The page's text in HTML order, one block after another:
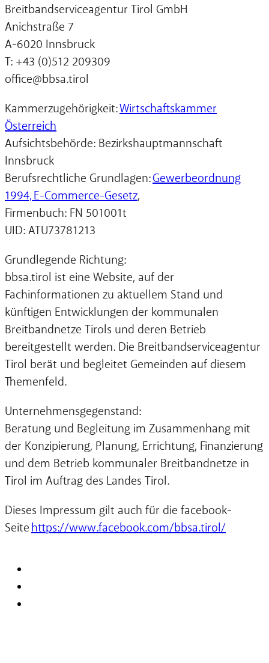
Breitbandserviceagentur Tirol GmbH
Anichstraße 7
A-6020 Innsbruck
T: +43 (0)512 209309
office@bbsa.tirol
Kammerzugehörigkeit:Wirtschaftskammer
Österreich
Aufsichtsbehörde: Bezirkshauptmannschaft
Innsbruck
Berufsrechtliche Grundlagen:Gewerbeordnung
1994, E-Commerce-Gesetz,
Firmenbuch: FN 501001t
UID: ATU73781213
Grundlegende Richtung:
bbsa.tirol ist eine Website, auf der
Fachinformationen zu aktuellem Stand und
künftigen Entwicklungen der kommunalen
Breitbandnetze Tirols und deren Betrieb
bereitgestellt werden. Die Breitbandserviceagentur
Tirol berät und begleitet Gemeinden auf diesem
Themenfeld.
Unternehmensgegenstand:
Beratung und Begleitung im Zusammenhang mit
der Konzipierung, Planung, Errichtung, Finanzierung
und dem Betrieb kommunaler Breitbandnetze in
Tirol im Auftrag des Landes Tirol.
Dieses Impressum gilt auch für die facebook-
Seite https://www.facebook.com/bbsa.tirol/